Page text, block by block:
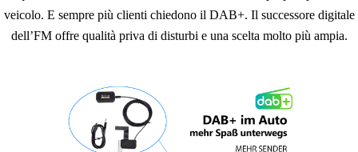
DAB+ in auto, più divertimento in viaggio
Più stazioni, più scelta | Più per ogni gusto |Suono migliore | Più
Broadcasting e sostituisce il vecchio FM. Circa il 91%* degli
acquirenti di auto vuole avere una radio di serie sul proprio prossimo
veicolo. E sempre più clienti chiedono il DAB+. Il successore digitale